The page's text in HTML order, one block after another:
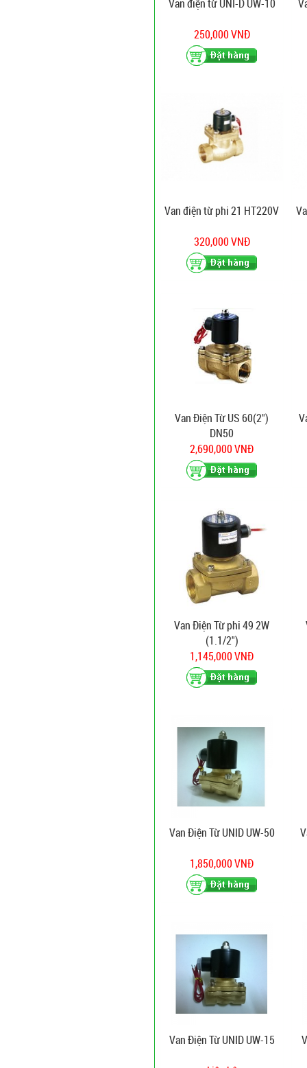
Van điện từ UNI-D UW-10
250,000 VNĐ
Van điện từ phi 21 HT220V
320,000 VNĐ
Van Điện Từ US 60(2")
DN50
2,690,000 VNĐ
Van Điện Từ phi 49 2W
(1.1/2")
1,145,000 VNĐ
Van Điện Từ UNID UW-50
1,850,000 VNĐ
Van Điện Từ UNID UW-15